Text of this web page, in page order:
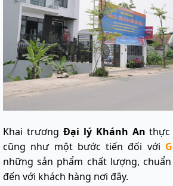
Khai trương Đại lý Khánh An thực
cũng như một bước tiến đối với
những sản phẩm chất lượng,
đến với khách hàng nơi đây.